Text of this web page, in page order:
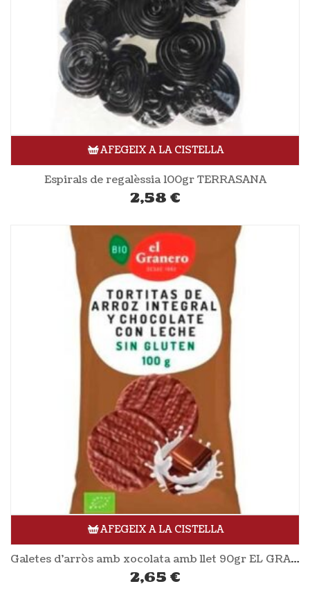
AFEGEIX A LA CISTELLA
Espirals de regalèssia 100gr TERRASANA
2,58 €
AFEGEIX A LA CISTELLA
Galetes d’arròs amb xocolata amb llet 90gr EL GRANERO
2,65 €